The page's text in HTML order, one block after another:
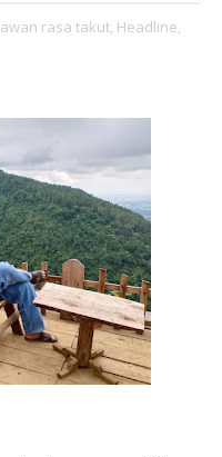
rasa takut, Headline,